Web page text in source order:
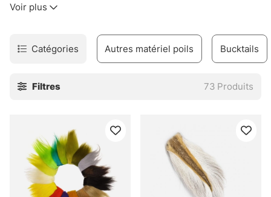
variété de matériaux pour les poils et ces matériaux sont à
aux mouches sèches. Nous avons rassemblé une grande
sélection de matériaux pour cheveux que vous pouvez
Voir plus
Catégories Autres matériel poils Bucktails
Filtres 73 Produits